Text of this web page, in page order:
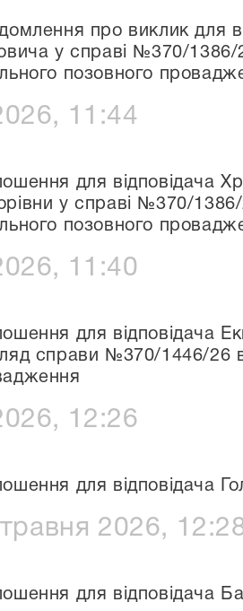
про виклик для
у справі №370/
позовного
11:44
для відповідача
у справі №370/
позовного
11:40
для відповідача
справи №370/1446/26
12:26
для відповідача
2026,
для відповідача